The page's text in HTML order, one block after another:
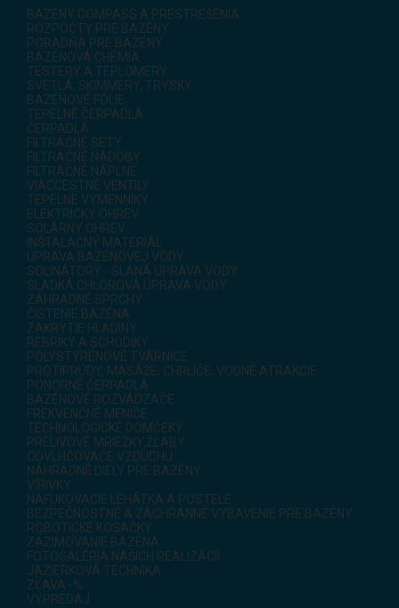
BAZÉNY COMPASS A PRESTREŠENIA
ROZPOČTY PRE BAZÉNY
PORADŇA PRE BAZÉNY
BAZÉNOVÁ CHÉMIA
TESTERY A TEPLOMERY
SVETLÁ, SKIMMERY, TRYSKY
BAZÉNOVÉ FÓLIE
TEPELNÉ ČERPADLÁ
ČERPADLÁ
FILTRAČNÉ SETY
FILTRAČNÉ NÁDOBY
FILTRAČNÉ NÁPLNE
VIACCESTNÉ VENTILY
TEPELNÉ VÝMENNÍKY
ELEKTRICKÝ OHREV
SOLÁRNY OHREV
INŠTALAČNÝ MATERIÁL
ÚPRAVA BAZÉNOVEJ VODY
SOLINÁTORY - SLANÁ ÚPRAVA VODY
SLADKÁ CHLÓROVÁ ÚPRAVA VODY
ZÁHRADNÉ SPRCHY
ČISTENIE BAZÉNA
ZAKRYTIE HLADINY
REBRÍKY A SCHODÍKY
POLYSTYRÉNOVÉ TVÁRNICE
PROTIPRÚDY, MASÁŽE, CHRLIČE, VODNÉ ATRAKCIE
PONORNÉ ČERPADLÁ
BAZÉNOVÉ ROZVÁDZAČE
FREKVENČNÉ MENIČE
TECHNOLOGICKÉ DOMČEKY
PRELIVOVÉ MRIEŽKY,ŽĽABY
ODVLHČOVAČE VZDUCHU
NÁHRADNÉ DIELY PRE BAZÉNY
VÍRIVKY
NAFUKOVACIE LEHÁTKA A POSTELE
BEZPEČNOSTNÉ A ZÁCHRANNÉ VYBAVENIE PRE BAZÉNY
ROBOTICKÉ KOSAČKY
ZAZIMOVANIE BAZÉNA
FOTOGALÉRIA NAŠICH REALIZÁCIÍ
JAZIERKOVÁ TECHNIKA
ZĽAVA -%
VÝPREDAJ